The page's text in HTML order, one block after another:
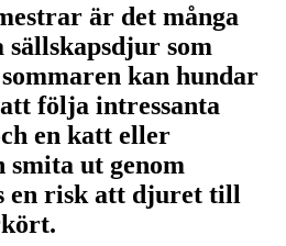
är det många
som
kan hundar
följa intressanta
en katt eller
smita ut genom
en risk att djuret till